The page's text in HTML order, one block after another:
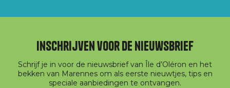
Inschrijven voor de nieuwsbrief
Schrijf je in voor de nieuwsbrief van Île d’Oléron en het
bekken van Marennes om als eerste nieuwtjes, tips en
speciale aanbiedingen te ontvangen.